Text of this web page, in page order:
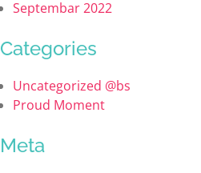
Septembar 2022
Categories
Uncategorized @bs
Proud Moment
Meta